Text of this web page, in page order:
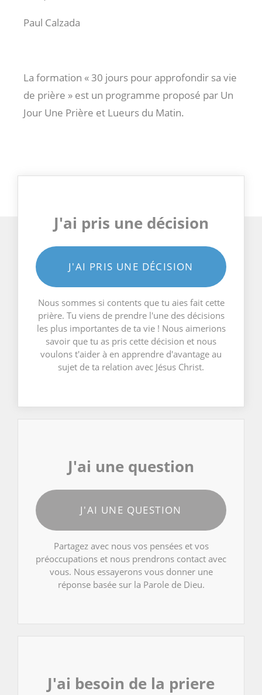
Paul Calzada
La formation « 30 jours pour approfondir sa vie
de prière » est un programme proposé par Un
Jour Une Prière et Lueurs du Matin.
J'ai pris une décision
J'AI PRIS UNE DÉCISION
Nous sommes si contents que tu aies fait cette
prière. Tu viens de prendre l'une des décisions
les plus importantes de ta vie ! Nous aimerions
savoir que tu as pris cette décision et nous
voulons t'aider à en apprendre d'avantage au
sujet de ta relation avec Jésus Christ.
J'ai une question
J'AI UNE QUESTION
Partagez avec nous vos pensées et vos
préoccupations et nous prendrons contact avec
vous. Nous essayerons vous donner une
réponse basée sur la Parole de Dieu.
J'ai besoin de la priere